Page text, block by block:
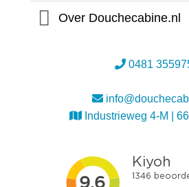
Over Douchecabine.nl
0481
Industrieweg 4-M |